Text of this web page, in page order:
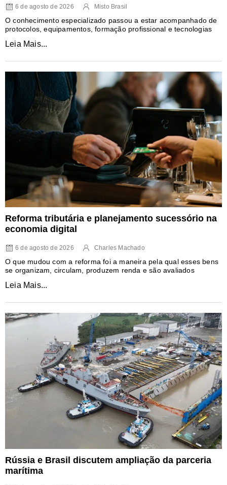
6 de agosto de 2026 Misto Brasil
O conhecimento especializado passou a estar acompanhado de
protocolos, equipamentos, formação profissional e tecnologias
Leia Mais...
Reforma tributária e planejamento sucessório na
economia digital
6 de agosto de 2026 Charles Machado
O que mudou com a reforma foi a maneira pela qual esses bens
se organizam, circulam, produzem renda e são avaliados
Leia Mais...
Rússia e Brasil discutem ampliação da parceria
marítima